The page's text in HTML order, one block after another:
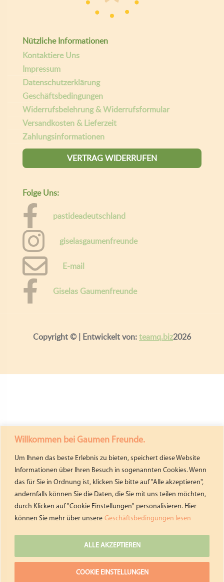
Willkommen bei Gaumen Freunde.
Um Ihnen das beste Erlebnis zu bieten, speichert diese Website
Informationen über Ihren Besuch in sogenannten Cookies. Wenn
das für Sie in Ordnung ist, klicken Sie bitte auf "Alle akzeptieren",
andernfalls können Sie die Daten, die Sie mit uns teilen möchten,
durch Klicken auf "Cookie Einstellungen" personalisieren. Hier
können Sie mehr über unsere Geschäftsbedingungen lesen
COOKIE EINSTELLUNGEN
ALLE AKZEPTIEREN
Nützliche Informationen
Kontaktiere Uns
Impressum
Datenschutzerklärung
Geschäftsbedingungen
Widerrufsbelehrung & Widerrufsformular
Versandkosten & Lieferzeit
Zahlungsinformationen
VERTRAG WIDERRUFEN
Folge Uns:
pastideadeutschland
giselasgaumenfreunde
E-mail
Giselas Gaumenfreunde
Copyright © | Entwickelt von:teamq.biz2026